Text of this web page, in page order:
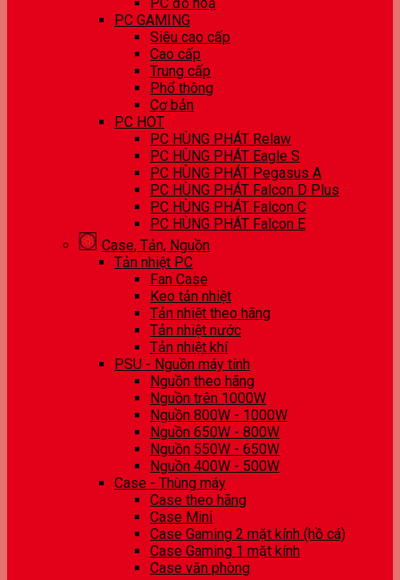
PC GAMING
Siêu cao cấp
Cao cấp
Trung cấp
Phổ thông
Cơ bản
PC HOT
PC HÙNG PHÁT Relaw
PC HÙNG PHÁT Eagle S
PC HÙNG PHÁT Pegasus A
PC HÙNG PHÁT Falcon D Plus
PC HÙNG PHÁT Falcon C
PC HÙNG PHÁT Falcon E
Case, Tản, Nguồn
Tản nhiệt PC
Fan Case
Keo tản nhiệt
Tản nhiệt theo hãng
Tản nhiệt nước
Tản nhiệt khí
PSU - Nguồn máy tính
Nguồn theo hãng
Nguồn trên 1000W
Nguồn 800W - 1000W
Nguồn 650W - 800W
Nguồn 550W - 650W
Nguồn 400W - 500W
Case - Thùng máy
Case theo hãng
Case Mini
Case Gaming 2 mặt kính (hồ cá)
Case Gaming 1 mặt kính
Case văn phòng